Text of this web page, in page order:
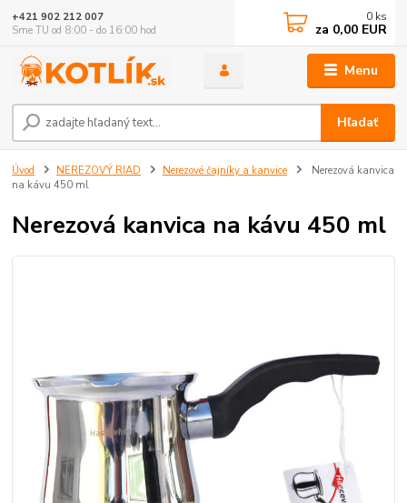
Menu
Hľadať
+421 902 212 007
Sme TU od 8:00 - do 16:00 hod
0 ks
za 0,00 EUR
Úvod NEREZOVÝ RIAD Nerezové čajníky a kanvice
Nerezová kanvica
na kávu 450 ml
Nerezová kanvica na kávu 450 ml